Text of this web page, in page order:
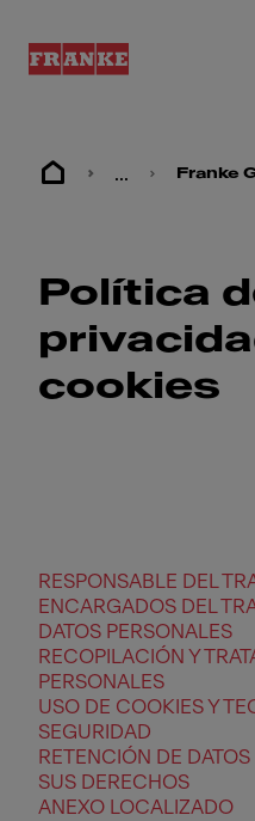
... Franke
Política
cookies
RESPONSABLE DEL
ENCARGADOS DEL
DATOS PERSONALES
RECOPILACIÓN Y
PERSONALES
USO DE COOKIES Y
SEGURIDAD
RETENCIÓN DE DATOS
SUS DERECHOS
ANEXO LOCALIZADO